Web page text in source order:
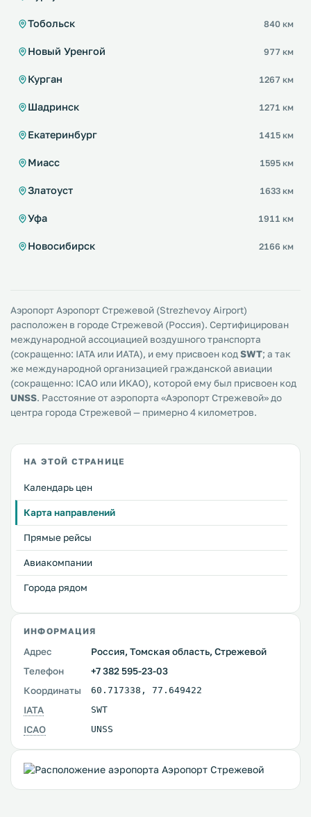
Тобольск 840 км
Новый Уренгой 977 км
Курган 1267 км
Шадринск 1271 км
Екатеринбург 1415 км
Миасс 1595 км
Златоуст 1633 км
Уфа 1911 км
Новосибирск 2166 км
Аэропорт Аэропорт Стрежевой (Strezhevoy Airport)
расположен в городе Стрежевой (Россия). Сертифицирован
международной ассоциацией воздушного транспорта
(сокращенно: IATA или ИАТА), и ему присвоен код SWT; а так
же международной организацией гражданской авиации
(сокращенно: ICAO или ИКАО), которой ему был присвоен код
UNSS. Расстояние от аэропорта «Аэропорт Стрежевой» до
центра города Стрежевой — примерно 4 километров.
НА ЭТОЙ СТРАНИЦЕ
Календарь цен
Карта направлений
Прямые рейсы
Авиакомпании
Города рядом
ИНФОРМАЦИЯ
Адрес
Россия, Томская область, Стрежевой
Телефон
+7 382 595-23-03
Координаты
60.717338 , 77.649422
IATA SWT
ICAO UNSS